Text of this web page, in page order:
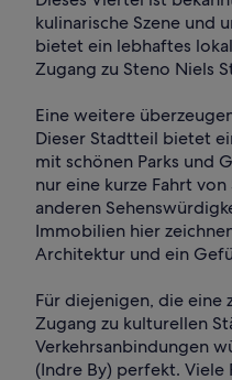
kulinarische Szene und
bietet ein lebhaftes
Zugang zu Steno Niels
Eine weitere
Dieser Stadtteil bietet
mit schönen Parks und
nur eine kurze Fahrt
anderen
Immobilien hier
Architektur und ein
Für diejenigen, die eine
Zugang zu kulturellen
Verkehrsanbindungen
(Indre By) perfekt.